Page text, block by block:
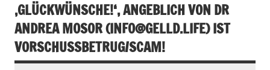
‚GLÜCKWÜNSCHE!‘, ANGEBLICH VON DR
ANDREA MOSOR (INFO@GELLD.LIFE) IST
VORSCHUSSBETRUG/SCAM!